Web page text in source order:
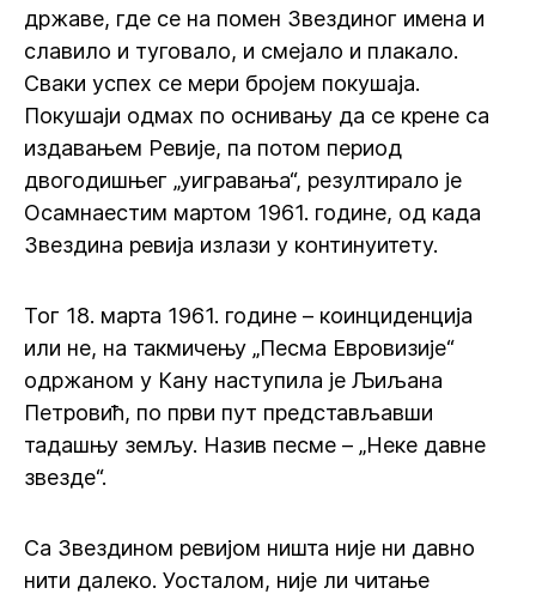
државе, где се на помен Звездиног имена и
славило и туговало, и смејало и плакало.
Сваки успех се мери бројем покушаја.
Покушаји одмах по оснивању да се крене са
издавањем Ревије, па потом период
двогодишњег „уигравања“, резултирало је
Осамнаестим мартом 1961. године, од када
Звездина ревија излази у континуитету.
Тог 18. марта 1961. године – коинциденција
или не, на такмичењу „Песма Евровизије“
одржаном у Кану наступила је Љиљана
Петровић, по први пут представљавши
тадашњу земљу. Назив песме – „Неке давне
звезде“.
Са Звездином ревијом ништа није ни давно
нити далеко. Уосталом, није ли читање